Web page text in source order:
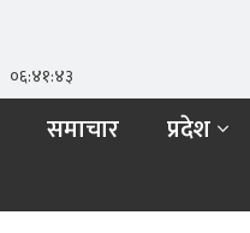
०६:४१:४४
समाचार प्रदेश